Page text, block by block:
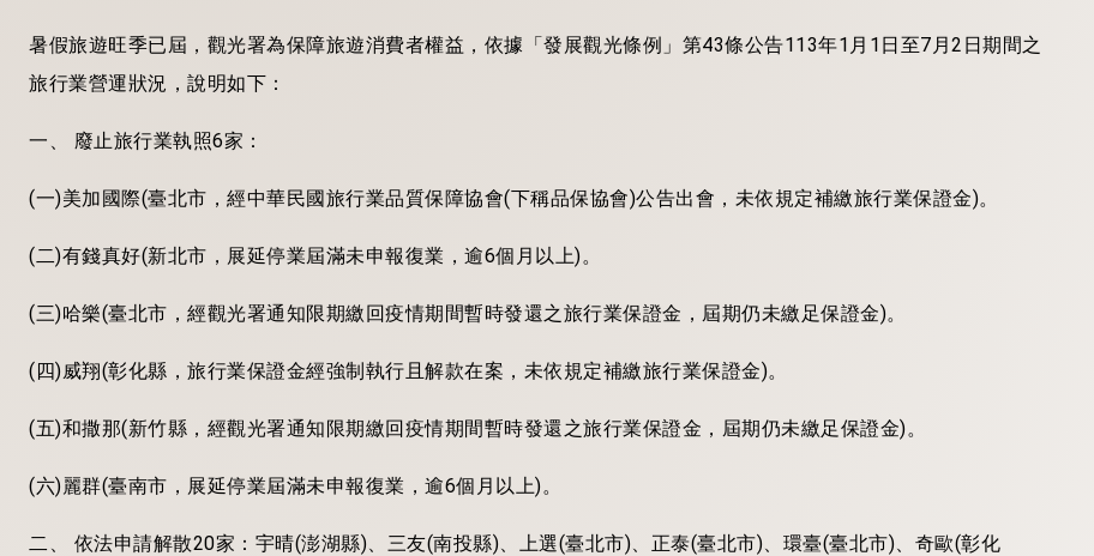
暑假旅遊旺季已屆，觀光署為保障旅遊消費者權益，依據「發展觀光條例」第43條公告113年1月1日至7月2日期間之
旅行業營運狀況，說明如下：
一、 廢止旅行業執照6家：
(一)美加國際(臺北市，經中華民國旅行業品質保障協會(下稱品保協會)公告出會，未依規定補繳旅行業保證金)。
(二)有錢真好(新北市，展延停業屆滿未申報復業，逾6個月以上)。
(三)哈樂(臺北市，經觀光署通知限期繳回疫情期間暫時發還之旅行業保證金，屆期仍未繳足保證金)。
(四)威翔(彰化縣，旅行業保證金經強制執行且解款在案，未依規定補繳旅行業保證金)。
(五)和撒那(新竹縣，經觀光署通知限期繳回疫情期間暫時發還之旅行業保證金，屆期仍未繳足保證金)。
(六)麗群(臺南市，展延停業屆滿未申報復業，逾6個月以上)。
二、 依法申請解散20家：宇晴(澎湖縣)、三友(南投縣)、上選(臺北市)、正泰(臺北市)、環臺(臺北市)、奇歐(彰化